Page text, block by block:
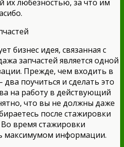
их любезностью, за что им
бизнес идея, связанная с
запчастей является одной
Прежде, чем входить в
два поучиться и сделать это
на работу в действующий
что вы не должны даже
после стажировки
время стажировки
максимумом информации.